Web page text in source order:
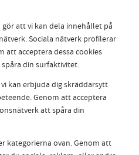
gör att vi kan dela innehållet på
Sociala nätverk profilerar
att acceptera dessa cookies
din surfaktivitet.
kan erbjuda dig skräddarsytt
Genom att acceptera
att spåra din
kategorierna ovan. Genom att